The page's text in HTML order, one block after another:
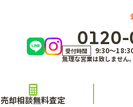
受付時間 9:30～18:30
無理な営業は致しません
売却相談無料査定